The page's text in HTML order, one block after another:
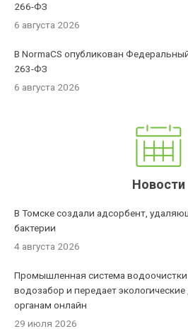
266-ФЗ
6 августа 2026
В NormaCS опубликован
263-ФЗ
6 августа 2026
Новости
В Томске создали адсорбент,
бактерии
4 августа 2026
Промышленная система
водозабор и передает
органам онлайн
29 июля 2026